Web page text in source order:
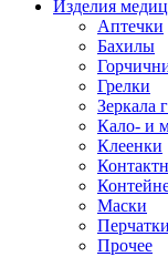
Изделия
Аптечки
Бахилы
Грелки
Зеркала
Кало- и
Клеенки
Маски
Перчатки
Прочее